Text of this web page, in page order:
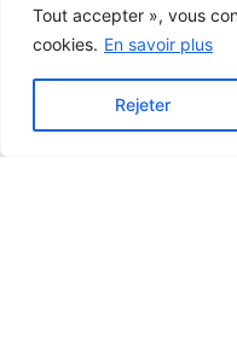
Tout accepter », vous
cookies. En savoir plus
Rejeter